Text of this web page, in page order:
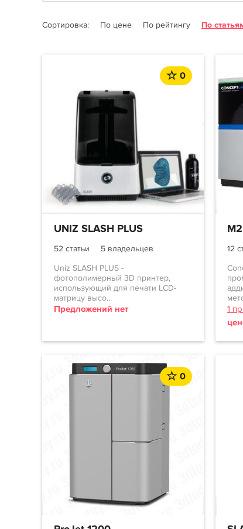
Сортировка: По цене По рейтингу По
0
UNIZ SLASH PLUS
52 статьи
5 владельцев
Uniz SLASH PLUS -
фотополимерный 3D принтер,
использующий для печати LCD-
матрицу высо...
Предложений нет
12
1
0